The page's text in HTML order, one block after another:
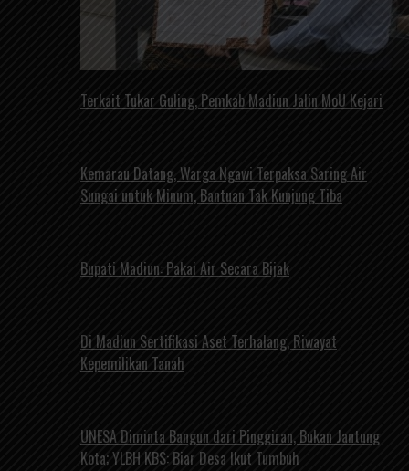
Terkait Tukar Guling, Pemkab Madiun Jalin MoU Kejari
Kemarau Datang, Warga Ngawi Terpaksa Saring Air
Sungai untuk Minum, Bantuan Tak Kunjung Tiba
Bupati Madiun: Pakai Air Secara Bijak
Di Madiun Sertifikasi Aset Terhalang, Riwayat
Kepemilikan Tanah
UNESA Diminta Bangun dari Pinggiran, Bukan Jantung
Kota; YLBH KBS: Biar Desa Ikut Tumbuh